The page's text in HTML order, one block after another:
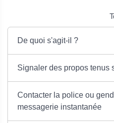
De quoi s'agit-il ?
Signaler des propos tenus
Contacter la police ou
messagerie instantanée